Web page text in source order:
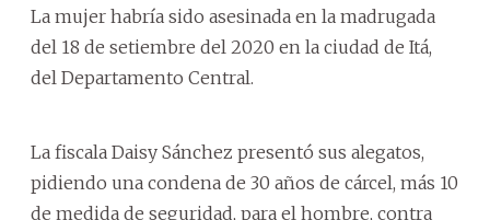
La mujer habría sido asesinada en la madrugada
del 18 de setiembre del 2020 en la ciudad de Itá,
del Departamento Central.
La fiscala Daisy Sánchez presentó sus alegatos,
pidiendo una condena de 30 años de cárcel, más 10
de medida de seguridad, para el hombre, contra